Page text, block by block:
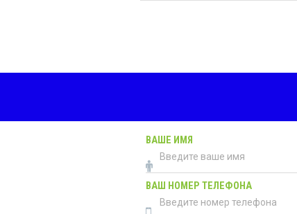
ВАШЕ ИМЯ
ВАШ НОМЕР ТЕЛЕФОНА